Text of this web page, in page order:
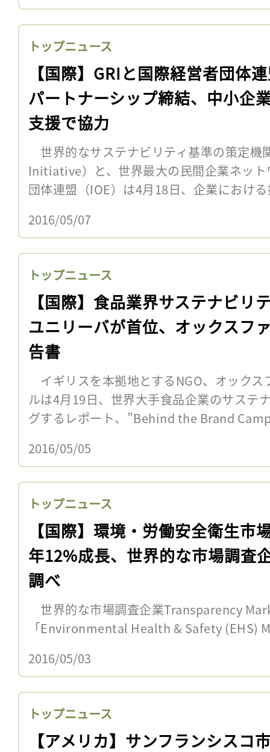
トップニュース
【国際】GRIと国際経営者団体
パートナーシップ締結、中小企
支援で協力
世界的なサステナビリティ基準の策定
Initiative）と、世界最大の民間企業ネッ
団体連盟（IOE）は4月18日、企業におけ
2016/05/07
トップニュース
【国際】食品業界サステナビリ
ユニリーバが首位、オックスフ
告書
イギリスを本拠地とするNGO、オック
ルは4月19日、世界大手食品企業のサステ
グするレポート、”Behind the Brand
2016/05/05
トップニュース
【国際】環境・労働安全衛生市
年12%成長、世界的な市場調査
調べ
世界的な市場調査企業Transparency
「Environmental Health & Safety
2016/05/03
トップニュース
【アメリカ】サンフランシスコ